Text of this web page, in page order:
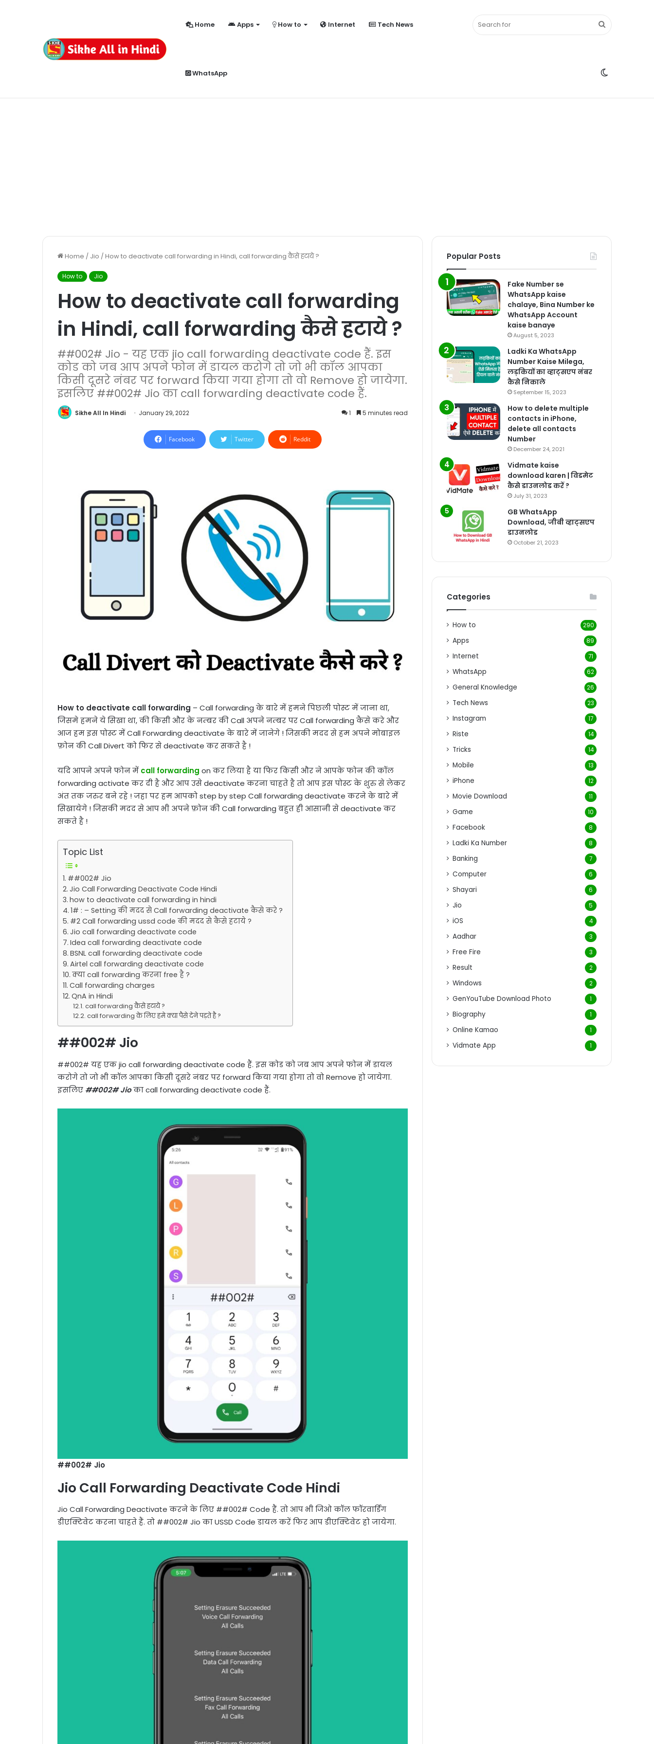
Home Apps How to Internet Tech News
WhatsApp
Search
for
Home / Jio /How to deactivate call forwarding in Hindi, call forwarding कैसे हटाये ?
How to Jio
How to deactivate call forwarding
in Hindi, call forwarding कैसे हटाये ?
##002# Jio - यह एक jio call forwarding deactivate code हैं. इस
कोड को जब आप अपने फोन में डायल करोगे तो जो भी कॉल आपका
किसी दूसरे नंबर पर forward किया गया होगा तो वो Remove हो जायेगा.
इसलिए ##002# Jio का call forwarding deactivate code हैं.
Sikhe All In Hindi January 29, 2022 1 5 minutes read
Facebook Twitter Reddit
How to deactivate call forwarding – Call forwarding के बारे में हमने पिछली पोस्ट में जाना था,
जिसमे हमने ये सिखा था, की किसी और के नम्बर की Call अपने नम्बर पर Call forwarding कैसे करे और
आज हम इस पोस्ट में Call Forwarding deactivate के बारे में जानेगे ! जिसकी मदद से हम अपने मोबाइल
फ़ोन की Call Divert को फिर से deactivate कर सकते है !
यदि आपने अपने फोन में call forwarding on कर लिया है या फिर किसी और ने आपके फोन की कॉल
forwarding activate कर दी है और आप उसे deactivate करना चाहते है तो आप इस पोस्ट के शुरु से लेकर
अंत तक जरुर बने रहे ! जहा पर हम आपको step by step Call forwarding deactivate करने के बारे में
सिखायेगे ! जिसकी मदद से आप भी अपने फ़ोन की Call forwarding बहुत ही आसानी से deactivate कर
सकते है !
Topic List
##002# Jio
Jio Call Forwarding Deactivate Code Hindi
how to deactivate call forwarding in hindi
1# : – Setting की मदद से Call forwarding deactivate कैसे करे ?
#2 Call forwarding ussd code की मदद से कैसे हटाये ?
Jio call forwarding deactivate code
Idea call forwarding deactivate code
BSNL call forwarding deactivate code
Airtel call forwarding deactivate code
क्या call forwarding करना free है ?
Call forwarding charges
QnA in Hindi
call forwarding कैसे हटाये ?
call forwarding के लिए हमे क्या पैसे देने पड़ते है ?
##002# Jio
##002# यह एक jio call forwarding deactivate code हैं. इस कोड को जब आप अपने फोन में डायल
करोगे तो जो भी कॉल आपका किसी दूसरे नंबर पर forward किया गया होगा तो वो Remove हो जायेगा.
इसलिए ##002# Jioका call forwarding deactivate code हैं.
##002# Jio
Jio Call Forwarding Deactivate Code Hindi
Jio Call Forwarding Deactivate करने के लिए ##002# Code हैं. तो आप भी जिओ कॉल फॉरवार्डिंग
डीएक्टिवेट करना चाहते हैं. तो ##002# Jio का USSD Code डायल करें फिर आप डीएक्टिवेट हो जायेगा.
Popular Posts
Fake Number se
WhatsApp kaise
chalaye, Bina Number ke
WhatsApp Account
kaise banaye
August 5, 2023
Ladki Ka WhatsApp
Number Kaise Milega,
लड़कियों का व्हाट्सएप नंबर
कैसे निकाले
September 15, 2023
How to delete multiple
contacts in iPhone,
delete all contacts
Number
December 24, 2021
Vidmate kaise
download karen | विडमेट
कैसे डाउनलोड करें ?
July 31, 2023
GB WhatsApp
Download, जीबी व्हाट्सएप
डाउनलोड
October 21, 2023
Categories
How to 290
Apps 89
Internet 71
WhatsApp 62
General Knowledge 26
Tech News 23
Instagram 17
Riste 14
Tricks 14
Mobile 13
iPhone 12
Movie Download 11
Game 10
Facebook 8
Ladki Ka Number 8
Banking 7
Computer 6
Shayari 6
Jio 5
iOS 4
Aadhar 3
Free Fire 3
Result 2
Windows 2
GenYouTube Download Photo 1
Biography 1
Online Kamao 1
Vidmate App 1